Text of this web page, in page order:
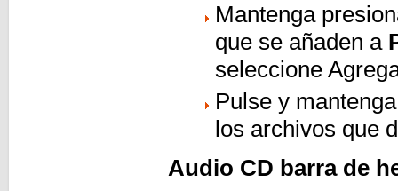
Mantenga
que se añaden a
seleccione
Pulse y
los archivos que
Audio CD barra de